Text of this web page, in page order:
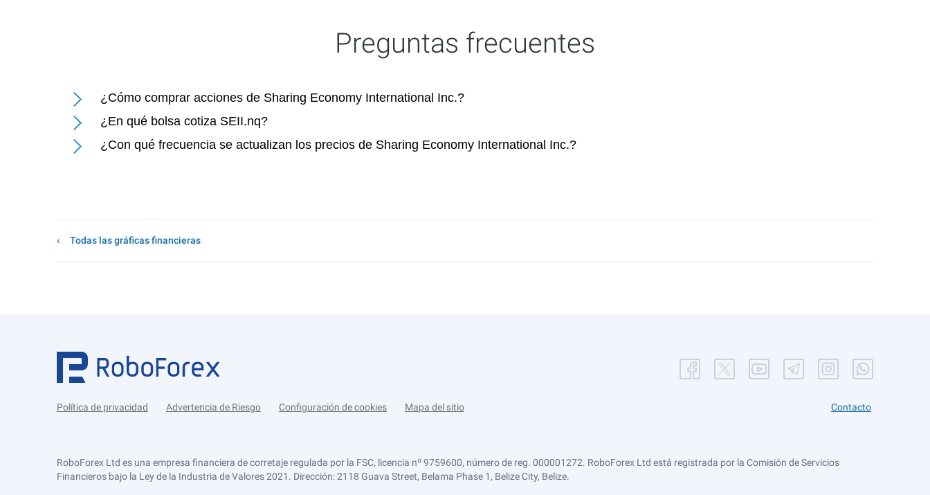
Preguntas frecuentes
¿Cómo comprar acciones de Sharing Economy International Inc.?
¿En qué bolsa cotiza SEII.nq?
¿Con qué frecuencia se actualizan los precios de Sharing Economy International Inc.?
Todas las gráficas financieras
Política de privacidad Advertencia de Riesgo Configuración de cookies Mapa del sitio Contacto
RoboForex Ltd es una empresa financiera de corretaje regulada por la FSC, licencia nº 9759600, número de reg. 000001272. RoboForex Ltd está registrada por la Comisión de Servicios
Financieros bajo la Ley de la Industria de Valores 2021. Dirección: 2118 Guava Street, Belama Phase 1, Belize City, Belize.